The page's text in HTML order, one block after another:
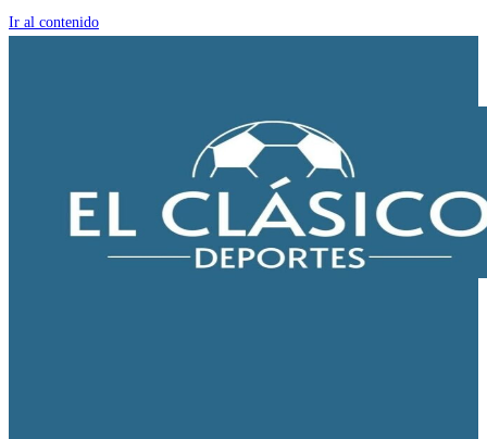
Ir al contenido